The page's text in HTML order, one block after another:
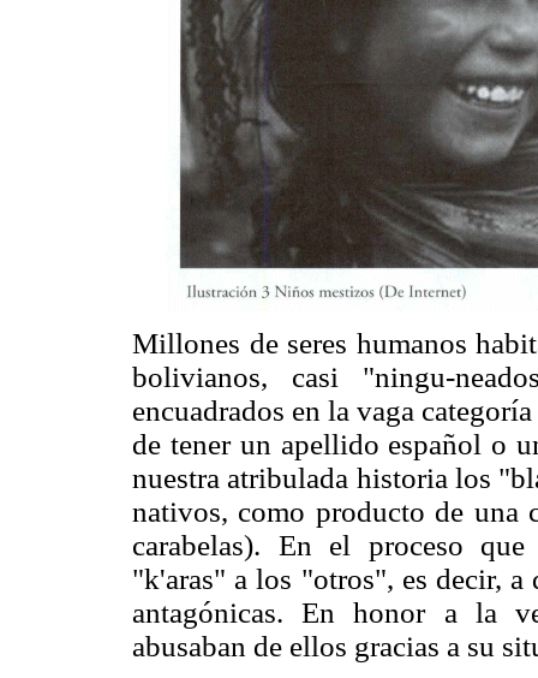
Millones de seres humanos
bolivianos, casi "ningu-
encuadrados en la vaga
de tener un apellido español o
nuestra atribulada historia los
nativos, como producto de una
carabelas). En el proceso
"k'aras" a los "otros", es decir, a
antagónicas. En honor a la
abusaban de ellos gracias a su